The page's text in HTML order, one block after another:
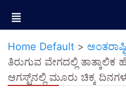
Home Default >
ತಿರುಗುವ ವೇಗದಲ್ಲಿ ತಾತ್ಕಾಲಿಕ
ಆಗಸ್ಟ್‌ನಲ್ಲಿ ಮೂರು ಚಿಕ್ಕ